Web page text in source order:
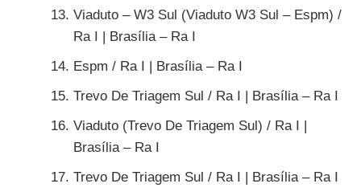
Viaduto – W3 Sul (Viaduto W3 Sul – Espm) /
Ra I | Brasília – Ra I
Espm / Ra I | Brasília – Ra I
Trevo De Triagem Sul / Ra I | Brasília – Ra I
Viaduto (Trevo De Triagem Sul) / Ra I |
Brasília – Ra I
Trevo De Triagem Sul / Ra I | Brasília – Ra I